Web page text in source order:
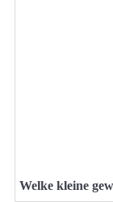
Welke kleine